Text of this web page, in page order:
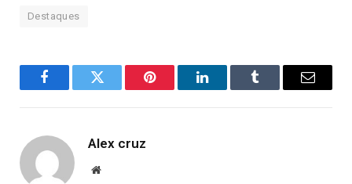
Destaques
FacebookTwitter Pinterest LinkedInTumblr Email
Alex cruz
Website